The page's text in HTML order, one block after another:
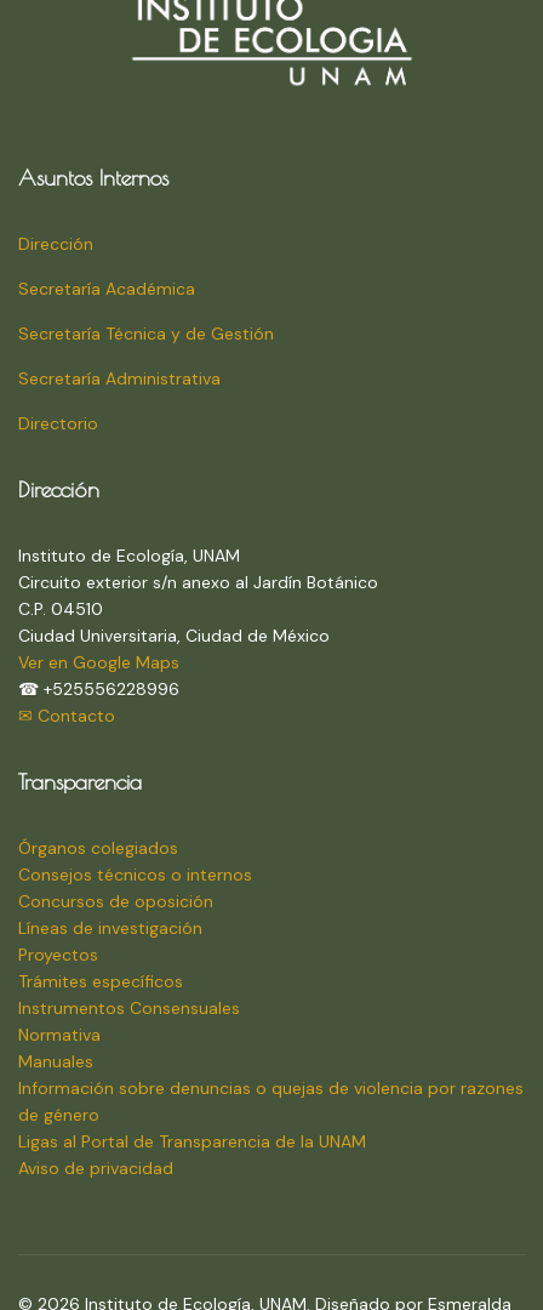
Asuntos Internos
Dirección
Secretaría Académica
Secretaría Técnica y de Gestión
Secretaría Administrativa
Directorio
Dirección
Instituto de Ecología, UNAM
Circuito exterior s/n anexo al Jardín Botánico
C.P. 04510
Ciudad Universitaria, Ciudad de México
Ver en Google Maps
☎ +525556228996
✉ Contacto
Transparencia
Órganos colegiados
Consejos técnicos o internos
Concursos de oposición
Líneas de investigación
Proyectos
Trámites específicos
Instrumentos Consensuales
Normativa
Manuales
Información sobre denuncias o quejas de violencia por razones
de género
Ligas al Portal de Transparencia de la UNAM
Aviso de privacidad
© 2026 Instituto de Ecología, UNAM. Diseñado por Esmeralda